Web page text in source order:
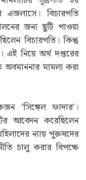
এজলাসে। বিচারপতি
জন্য ছুটি পাওয়া
বিচারপতি। কিন্তু
এই নিয়ে অর্থ দপ্তরের
মামলা করা
‘সিঙ্গেল ফাদার’।
আবেদন করেছিলেন
ন্যায় পুরুষদের
চালু করার বিপক্ষে